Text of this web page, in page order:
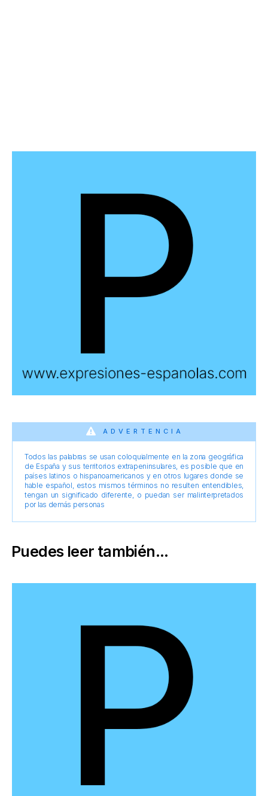
ADVERTENCIA
Todos las palabras se usan coloquialmente en la zona geográfica
de España y sus territorios extrapeninsulares, es posible que en
países latinos o hispanoamericanos y en otros lugares donde se
hable español, estos mismos términos no resulten entendibles,
tengan un significado diferente, o puedan ser malinterpretados
por las demás personas
Puedes leer también...